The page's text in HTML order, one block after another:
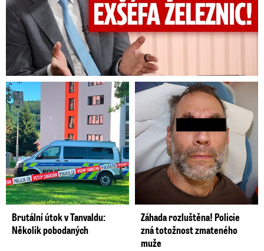
Brutální útok v Tanvaldu:
Několik pobodaných
Záhada rozluštěna! Policie
zná totožnost zmateného
muže